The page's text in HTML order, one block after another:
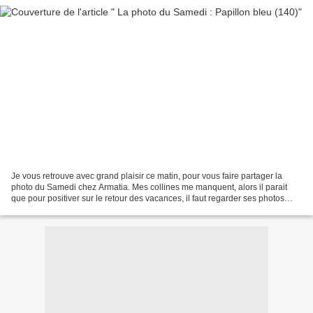
Je vous retrouve avec grand plaisir ce matin, pour vous faire partager la
photo du Samedi chez Armatia. Mes collines me manquent, alors il parait
que pour positiver sur le retour des vacances, il faut regarder ses photos